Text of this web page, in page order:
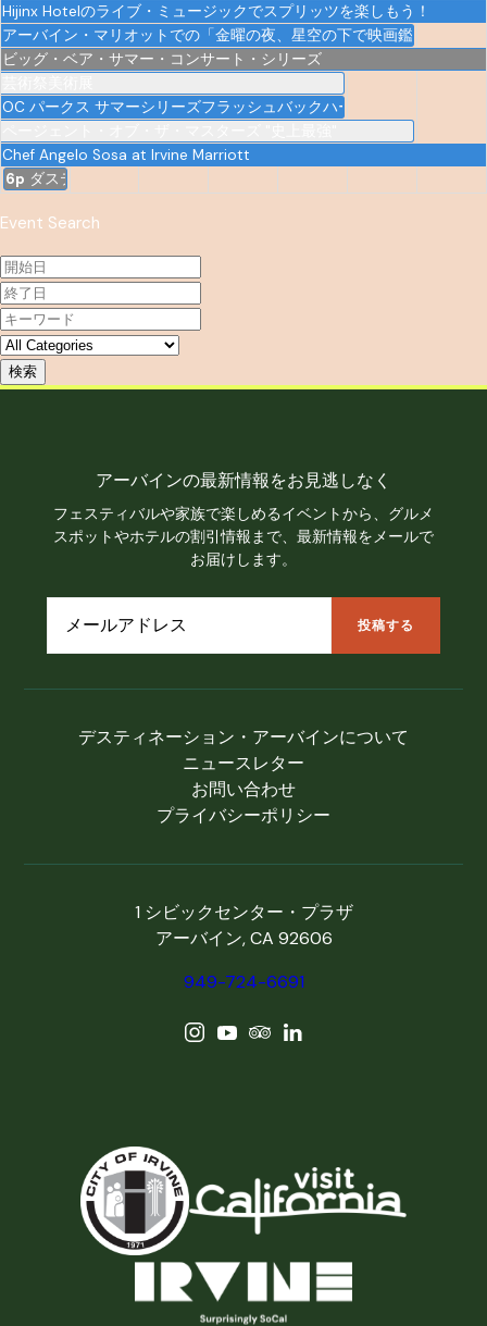
Hijinx Hotelのライブ・ミュージックでスプリッツを楽しもう！
アーバイン・マリオットでの「金曜の夜、星空の下で映画鑑賞」
ビッグ・ベア・サマー・コンサート・シリーズ
OC パークス サマーシリーズフラッシュバックハートアタック
Chef Angelo Sosa at Irvine Marriott
6p ダスティン・ニッカーソン＠アーバイン・インプロ
Event Search
検索
デスティネーション・アーバインについて
ニュースレター
お問い合わせ
プライバシーポリシー
1 シビックセンター・プラザ
アーバイン, CA 92606
949-724-6691
アーバインの最新情報をお見逃しなく
フェスティバルや家族で楽しめるイベントから、グルメ
スポットやホテルの割引情報まで、最新情報をメールで
お届けします。